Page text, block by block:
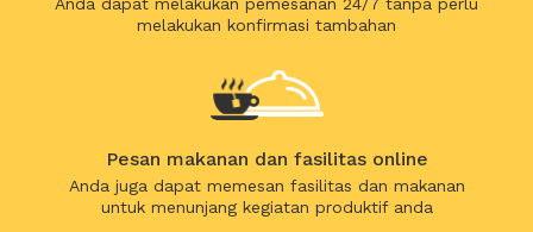
melakukan konfirmasi tambahan
Pesan makanan dan fasilitas online
Anda juga dapat memesan fasilitas dan makanan
untuk menunjang kegiatan produktif anda